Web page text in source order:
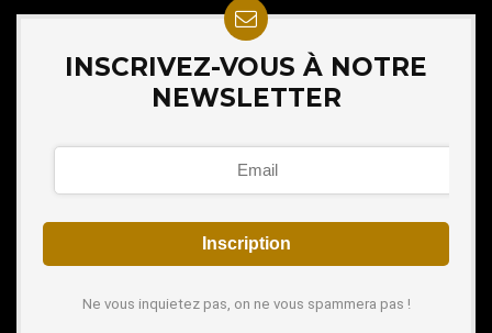
INSCRIVEZ-VOUS À NOTRE
NEWSLETTER
Ne vous inquietez pas, on ne vous spammera pas !